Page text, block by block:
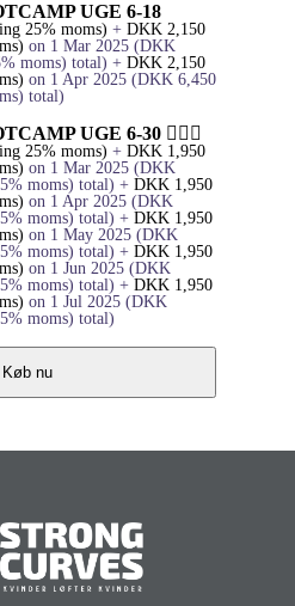
UGE 6-18
25% moms) + DKK 2,150
on 1 Mar 2025 (DKK
moms) total) + DKK 2,150
on 1 Apr 2025 (DKK 6,450
total)
UGE 6-30 🏋🏻‍♀️
25% moms) + DKK 1,950
on 1 Mar 2025 (DKK
moms) total) + DKK 1,950
on 1 Apr 2025 (DKK
moms) total) + DKK 1,950
on 1 May 2025 (DKK
moms) total) + DKK 1,950
on 1 Jun 2025 (DKK
moms) total) + DKK 1,950
on 1 Jul 2025 (DKK
moms) total)
Køb nu